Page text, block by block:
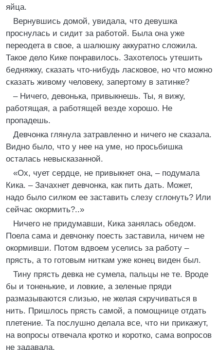
яйца.
Вернувшись домой, увидала, что девушка
проснулась и сидит за работой. Была она уже
переодета в свое, а шалюшку аккуратно сложила.
Такое дело Кике понравилось. Захотелось утешить
бедняжку, сказать что-нибудь ласковое, но что можно
сказать живому человеку, запертому в затинке?
– Ничего, девонька, привыкнешь. Ты, я вижу,
работящая, а работящей везде хорошо. Не
пропадешь.
Девчонка глянула затравленно и ничего не сказала.
Видно было, что у нее на уме, но просьбишка
осталась невысказанной.
«Ох, чует сердце, не привыкнет она, – подумала
Кика. – Зачахнет девчонка, как пить дать. Может,
надо было силком ее заставить слезу сглонуть? Или
сейчас окормить?..»
Ничего не придумавши, Кика занялась обедом.
Поела сама и девчонку поесть заставила, ничем не
окормивши. Потом вдвоем уселись за работу –
прясть, а то готовым ниткам уже конец виден был.
Тину прясть девка не сумела, пальцы не те. Вроде
бы и тоненькие, и ловкие, а зеленые пряди
размазываются слизью, не желая скручиваться в
нить. Пришлось прясть самой, а помощнице отдать
плетение. Та послушно делала все, что ни прикажут,
на вопросы отвечала кротко и коротко, сама вопросов
не задавала.